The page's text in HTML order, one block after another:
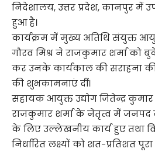
निदेशालय, उत्तर प्रदेश, कानपुर में
हुआ है।
कार्यक्रम में मुख्य अतिथि संयुक्त
गौरव मिश्र ने राजकुमार शर्मा को
कर उनके कार्यकाल की सराहना
की शुभकामनाएं दीं।
सहायक आयुक्त उद्योग जितेन्द्र
राजकुमार शर्मा के नेतृत्व में जनपद
के लिए उल्लेखनीय कार्य हुए तथा
निर्धारित लक्ष्यों को शत-प्रतिशत